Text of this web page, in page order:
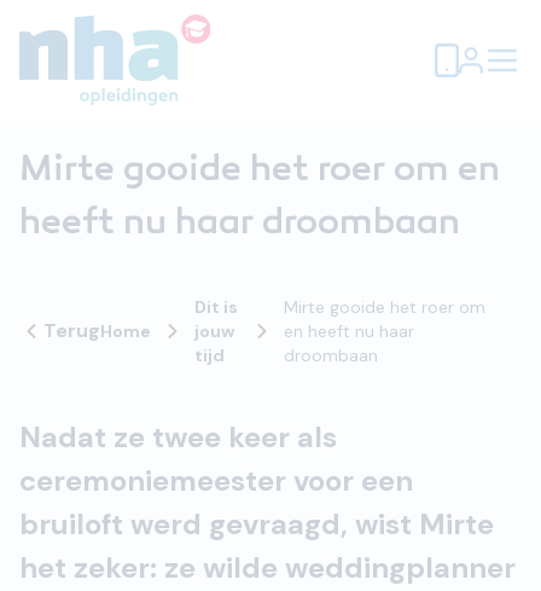
Mirte gooide het roer om en
heeft nu haar droombaan
TerugHome
Dit is
jouw
tijd
Mirte gooide het roer om
en heeft nu haar
droombaan
Nadat ze twee keer als
ceremoniemeester voor een
bruiloft werd gevraagd, wist Mirte
het zeker: ze wilde weddingplanner